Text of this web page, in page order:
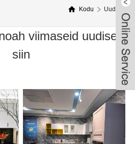
Kodu Uudised
viimaseid uudiseid
siin